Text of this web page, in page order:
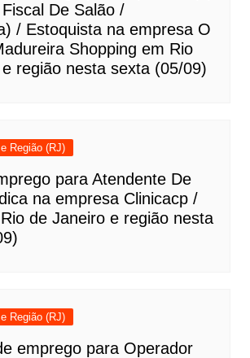
De Salão /
/ Estoquista na empresa O
Shopping em Rio
região nesta sexta (05/09)
Região (RJ)
para Atendente De
na empresa Clinicacp /
de Janeiro e região nesta
Região (RJ)
emprego para Operador